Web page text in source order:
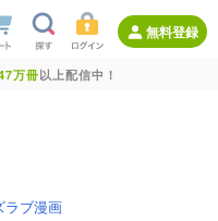
無料登録
万冊以上配信中！
ラブ漫画